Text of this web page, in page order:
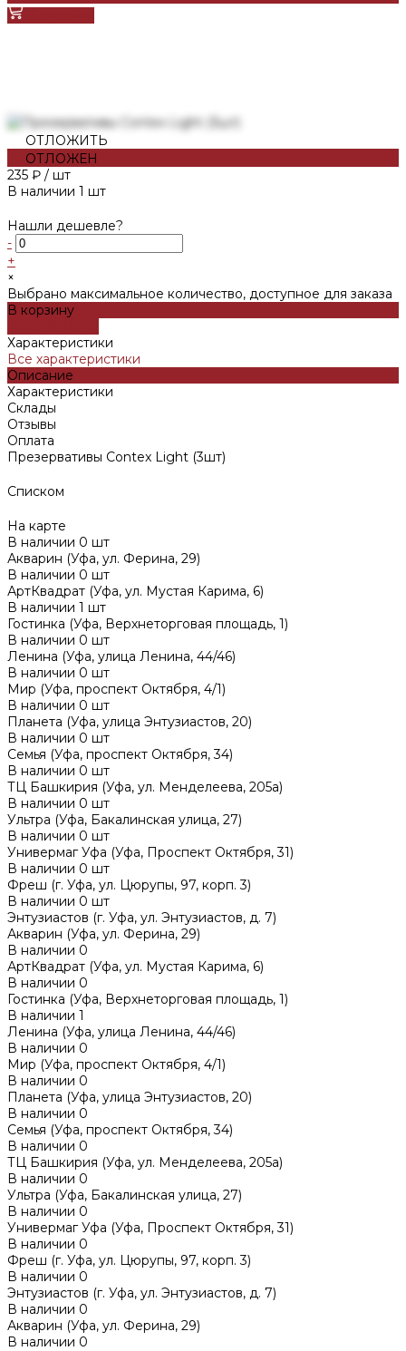
ОТЛОЖИТЬ
ОТЛОЖЕН
235 ₽ / шт
В наличии 1 шт
Нашли дешевле?
-
+
×
Выбрано максимальное количество, доступное для заказа
В корзину
Характеристики
Все характеристики
Описание
Характеристики
Склады
Отзывы
Оплата
Презервативы Contex Light (3шт)
Списком
На карте
В наличии 0 шт
Акварин (Уфа, ул. Ферина, 29)
В наличии 0 шт
АртКвадрат (Уфа, ул. Мустая Карима, 6)
В наличии 1 шт
Гостинка (Уфа, Верхнеторговая площадь, 1)
В наличии 0 шт
Ленина (Уфа, улица Ленина, 44/46)
В наличии 0 шт
Мир (Уфа, проспект Октября, 4/1)
В наличии 0 шт
Планета (Уфа, улица Энтузиастов, 20)
В наличии 0 шт
Семья (Уфа, проспект Октября, 34)
В наличии 0 шт
ТЦ Башкирия (Уфа, ул. Менделеева, 205а)
В наличии 0 шт
Ультра (Уфа, Бакалинская улица, 27)
В наличии 0 шт
Универмаг Уфа (Уфа, Проспект Октября, 31)
В наличии 0 шт
Фреш (г‌. Уфа, ул. Цюрупы, 97, корп. 3)
В наличии 0 шт
Энтузиастов (г. Уфа, ул. Энтузиастов, д. 7)
Акварин (Уфа, ул. Ферина, 29)
В наличии 0
АртКвадрат (Уфа, ул. Мустая Карима, 6)
В наличии 0
Гостинка (Уфа, Верхнеторговая площадь, 1)
В наличии 1
Ленина (Уфа, улица Ленина, 44/46)
В наличии 0
Мир (Уфа, проспект Октября, 4/1)
В наличии 0
Планета (Уфа, улица Энтузиастов, 20)
В наличии 0
Семья (Уфа, проспект Октября, 34)
В наличии 0
ТЦ Башкирия (Уфа, ул. Менделеева, 205а)
В наличии 0
Ультра (Уфа, Бакалинская улица, 27)
В наличии 0
Универмаг Уфа (Уфа, Проспект Октября, 31)
В наличии 0
Фреш (г‌. Уфа, ул. Цюрупы, 97, корп. 3)
В наличии 0
Энтузиастов (г. Уфа, ул. Энтузиастов, д. 7)
В наличии 0
Акварин (Уфа, ул. Ферина, 29)
В наличии 0